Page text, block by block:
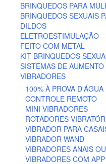
BRINQUEDOS PARA
BRINQUEDOS SEXUAIS
DILDOS
ELETROESTIMULAÇÃO
FEITO COM METAL
KIT BRINQUEDOS
SISTEMAS DE
VIBRADORES
100% À PROVA D'ÁGUA
CONTROLE REMOTO
MINI VIBRADORES
ROTADORES
VIBRADOR PARA
VIBRADOR WAND
VIBRADORES ANAIS
VIBRADORES COM APP